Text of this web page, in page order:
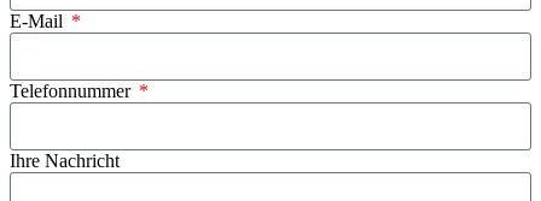
E-Mail
Telefonnummer
Ihre Nachricht